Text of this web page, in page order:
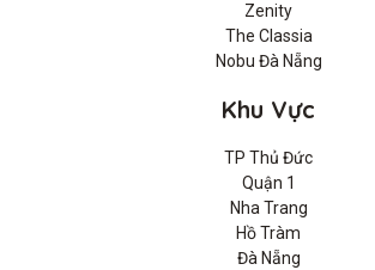
Zenity
The Classia
Nobu Đà Nẵng
Khu Vực
TP Thủ Đức
Quận 1
Nha Trang
Hồ Tràm
Đà Nẵng